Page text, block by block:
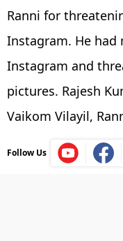
Ranni for
Instagram. He had
Instagram and
pictures. Rajesh
Vaikom Vilayil,
Follow Us